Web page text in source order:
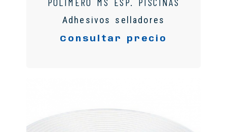
Adhesivos selladores
Consultar precio